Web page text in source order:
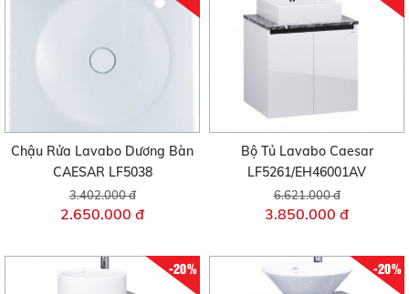
Chậu Rửa Lavabo Dương Bàn
CAESAR LF5038
3.402.000 đ
2.650.000 đ
Bộ Tủ Lavabo Caesar
LF5261/EH46001AV
6.621.000 đ
3.850.000 đ
-20% -20%